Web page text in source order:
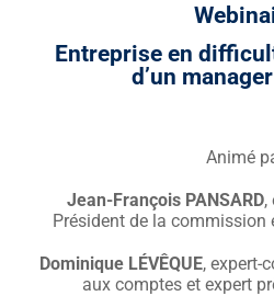
Entreprise en
d’un
Animé
Jean-François PANSARD,
Président de la commission
Dominique LÉVÊQUE, expert-
aux comptes et expert